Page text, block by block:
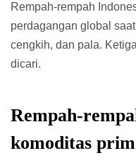
Rempah-rempah
perdagangan global
cengkih, dan pala.
dicari.
Rempah-
komoditas